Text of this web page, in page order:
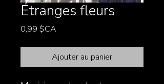
Étranges fleurs
0,99 $CA
Ajouter au panier